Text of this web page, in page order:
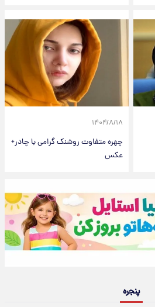
۱۴۰۴/۸/۱۸
چهره متفاوت روشنک گرامی با چادر+
عکس
پنجره